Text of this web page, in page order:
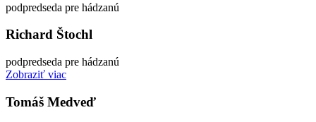
podpredseda pre hádzanú
Richard Štochl
podpredseda pre hádzanú
Zobraziť viac
Tomáš Medveď